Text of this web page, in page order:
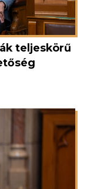
teljeskörű